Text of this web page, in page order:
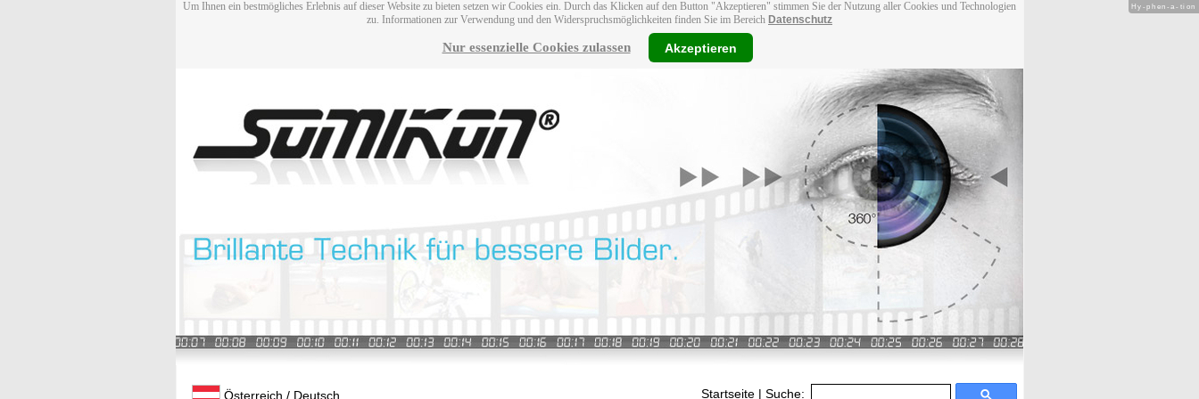
Um Ihnen ein bestmögliches Erlebnis auf dieser Website zu bieten setzen wir Cookies ein. Durch das Klicken auf den Button "Akzeptieren" stimmen Sie der Nutzung aller Cookies und Technologien
zu. Informationen zur Verwendung und den Widerspruchsmöglichkeiten finden Sie im Bereich Datenschutz
Nur essenzielle Cookies zulassen Akzeptieren
Österreich / Deutsch Startseite | Suche:
Hy-phen-a-tion